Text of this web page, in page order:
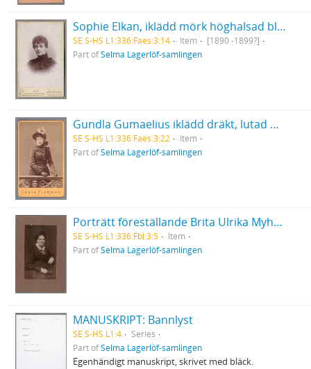
Sophie Elkan, iklädd mörk höghalsad blus med plisseringar
SE S-HS L1:336:Faes:3:14 Item
[1890 -1899?]
Part ofSelma Lagerlöf-samlingen
Gundla Gumaelius iklädd dräkt, lutad mot balustrad
SE S-HS L1:336:Faes:3:22
Item
Part ofSelma Lagerlöf-samlingen
Porträtt föreställande Brita Ulrika Myhrman
SE S-HS L1:336:Fbl:3:5
Item
Part ofSelma Lagerlöf-samlingen
MANUSKRIPT: Bannlyst
SE S-HS L1:4
Series
Part ofSelma Lagerlöf-samlingen
Egenhändigt manuskript, skrivet med bläck.